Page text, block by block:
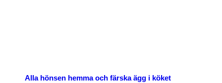
Alla hönsen hemma och färska ägg i köket